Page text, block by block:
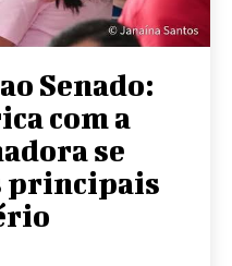
Senado:
com a
se
principais